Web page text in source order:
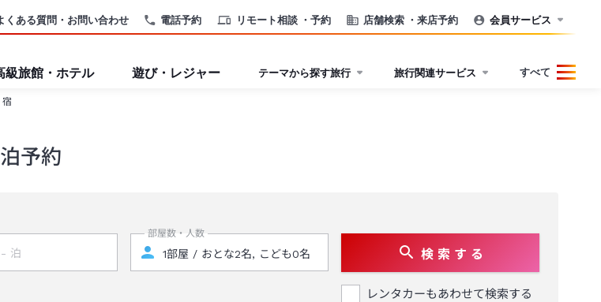
電話予約 リモート相談 ・予約 店舗検索 ・来店予約
くある質問・お問い合わせ 会員サービス
級旅館・ホテル 遊び・レジャー テーマから探す旅行 旅行関連サービス すべて
予約
部屋数・人数
検 索 す る
レンタカーもあわせて検索する